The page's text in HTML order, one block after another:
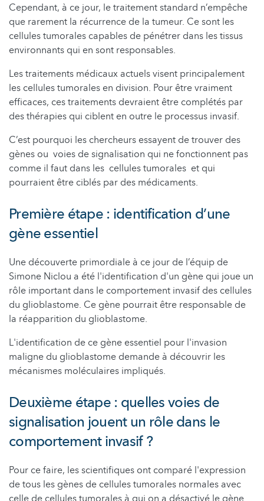
Cependant, à ce jour, le traitement standard n’empêche
que rarement la récurrence de la tumeur. Ce sont les
cellules tumorales capables de pénétrer dans les tissus
environnants qui en sont responsables.
Les traitements médicaux actuels visent principalement
les cellules tumorales en division. Pour être vraiment
efficaces, ces traitements devraient être complétés par
des thérapies qui ciblent en outre le processus invasif.
C’est pourquoi les chercheurs essayent de trouver des
gènes ou voies de signalisation qui ne fonctionnent pas
comme il faut dans les cellules tumorales et qui
pourraient être ciblés par des médicaments.
Première étape : identification d’une
gène essentiel
Une découverte primordiale à ce jour de l’équip de
Simone Niclou a été l'identification d'un gène qui joue un
rôle important dans le comportement invasif des cellules
du glioblastome. Ce gène pourrait être responsable de
la réapparition du glioblastome.
L'identification de ce gène essentiel pour l'invasion
maligne du glioblastome demande à découvrir les
mécanismes moléculaires impliqués.
Deuxième étape : quelles voies de
signalisation jouent un rôle dans le
comportement invasif ?
Pour ce faire, les scientifiques ont comparé l'expression
de tous les gènes de cellules tumorales normales avec